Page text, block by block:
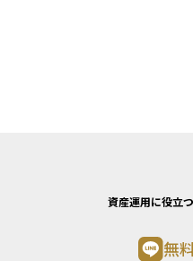
資産運用に役立
無